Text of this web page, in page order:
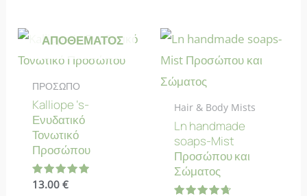
ΑΠΟΘΈΜΑΤΟΣ
ΠΡΟΣΩΠΟ
Kalliope ‘s-
Ενυδατικό
Τονωτικό
Προσώπου
Βαθμολογήθηκε
13.00 €
Hair & Body Mists
Ln handmade
soaps-Mist
Προσώπου και
Σώματος